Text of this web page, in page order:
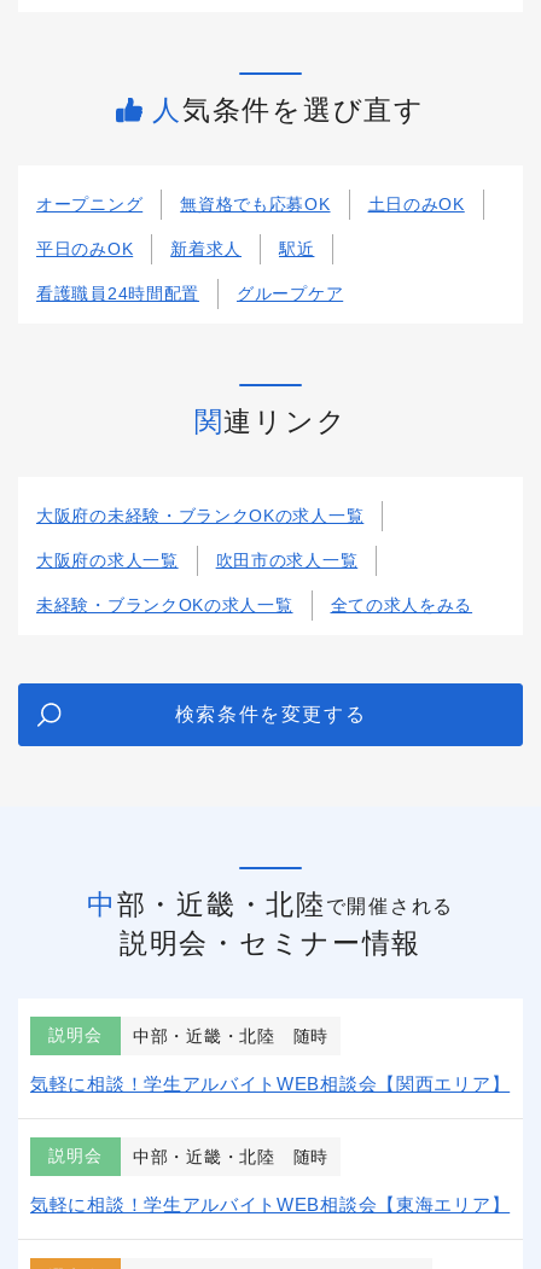
人気条件を選び直す
オープニング 無資格でも応募OK 土日のみOK
平日のみOK 新着求人 駅近
看護職員24時間配置 グループケア
関連リンク
大阪府の未経験・ブランクOKの求人一覧
大阪府の求人一覧 吹田市の求人一覧
未経験・ブランクOKの求人一覧 全ての求人をみる
検索条件を変更する
中部・近畿・北陸 で開催される
説明会・セミナー情報
説明会 中部・近畿・北陸 随時
気軽に相談！学生アルバイトWEB相談会【関西エリア】
説明会 中部・近畿・北陸 随時
気軽に相談！学生アルバイトWEB相談会【東海エリア】